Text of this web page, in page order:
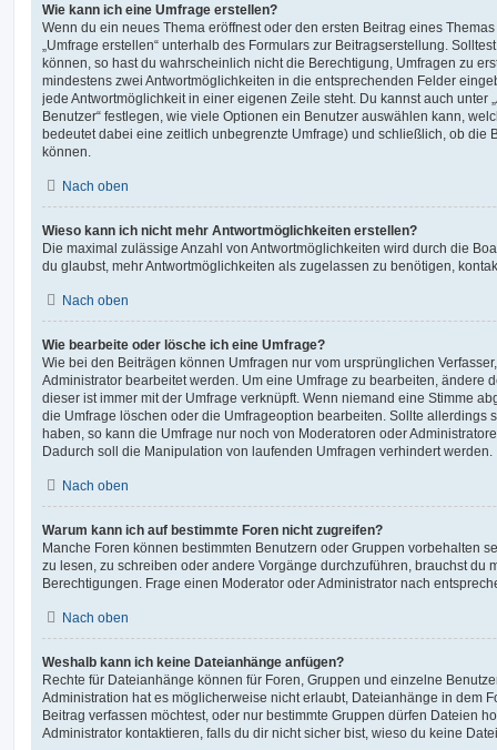
Wie kann ich eine Umfrage erstellen?
Wenn du ein neues Thema eröffnest oder den ersten Beitrag eines
„Umfrage erstellen“ unterhalb des Formulars zur Beitragserstellung.
können, so hast du wahrscheinlich nicht die Berechtigung, Umfragen zu
mindestens zwei Antwortmöglichkeiten in die entsprechenden Felder
jede Antwortmöglichkeit in einer eigenen Zeile steht. Du kannst auch unter
Benutzer“ festlegen, wie viele Optionen ein Benutzer auswählen kann,
bedeutet dabei eine zeitlich unbegrenzte Umfrage) und schließlich, ob die
können.
Nach oben
Wieso kann ich nicht mehr Antwortmöglichkeiten erstellen?
Die maximal zulässige Anzahl von Antwortmöglichkeiten wird durch die
du glaubst, mehr Antwortmöglichkeiten als zugelassen zu benötigen,
Nach oben
Wie bearbeite oder lösche ich eine Umfrage?
Wie bei den Beiträgen können Umfragen nur vom ursprünglichen
Administrator bearbeitet werden. Um eine Umfrage zu bearbeiten, ändere
dieser ist immer mit der Umfrage verknüpft. Wenn niemand eine Stimme
die Umfrage löschen oder die Umfrageoption bearbeiten. Sollte allerdings
haben, so kann die Umfrage nur noch von Moderatoren oder
Dadurch soll die Manipulation von laufenden Umfragen verhindert werden.
Nach oben
Warum kann ich auf bestimmte Foren nicht zugreifen?
Manche Foren können bestimmten Benutzern oder Gruppen vorbehalten
zu lesen, zu schreiben oder andere Vorgänge durchzuführen, brauchst du
Berechtigungen. Frage einen Moderator oder Administrator nach
Nach oben
Weshalb kann ich keine Dateianhänge anfügen?
Rechte für Dateianhänge können für Foren, Gruppen und einzelne
Administration hat es möglicherweise nicht erlaubt, Dateianhänge in dem
Beitrag verfassen möchtest, oder nur bestimmte Gruppen dürfen Dateien
Administrator kontaktieren, falls du dir nicht sicher bist, wieso du keine